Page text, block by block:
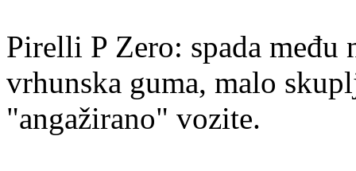
Pirelli P Zero: spada
vrhunska guma, malo
"angažirano" vozite.